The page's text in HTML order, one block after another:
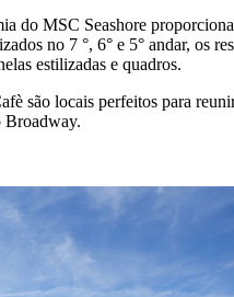
do MSC Seashore
no 7 °, 6° e 5° andar, os
estilizadas e quadros.
são locais perfeitos para
Broadway.